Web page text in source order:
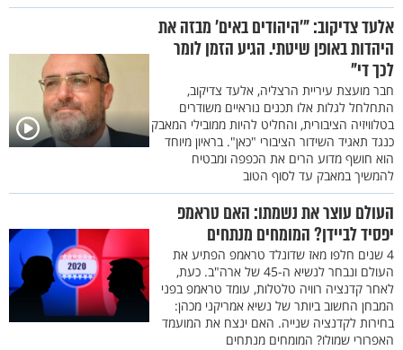
אלעד צדיקוב: "'היהודים באים' מבזה את
היהדות באופן שיטתי. הגיע הזמן לומר
לכך די"
חבר מועצת עיריית הרצליה, אלעד צדיקוב,
התחלחל לגלות אלו תכנים נוראיים משודרים
בטלוויזיה הציבורית, והחליט להיות ממובילי המאבק
כנגד תאגיד השידור הציבורי "כאן". בראיון מיוחד
הוא חושף מדוע הרים את הכפפה ומבטיח
להמשיך במאבק עד לסוף הטוב
העולם עוצר את נשמתו: האם טראמפ
יפסיד לביידן? המומחים מנתחים
4 שנים חלפו מאז שדונלד טראמפ הפתיע את
העולם ונבחר לנשיא ה-45 של ארה"ב. כעת,
לאחר קדנציה רוויה טלטלות, עומד טראמפ בפני
המבחן החשוב ביותר של נשיא אמריקני מכהן:
בחירות לקדנציה שנייה. האם ינצח את המועמד
האפרורי שמולו? המומחים מנתחים